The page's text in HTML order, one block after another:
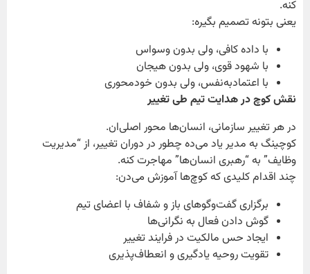
کنه.
یعنی بتونه تصمیم بگیره:
با داده کافی، ولی بدون وسواس
با شهود قوی، ولی بدون هیجان
با اعتمادبه‌نفس، ولی بدون خودمحوری
نقش کوچ در هدایت تیم طی تغییر
در هر تغییر سازمانی، انسان‌ها محور اصلی‌ان.
کوچینگ به مدیر یاد می‌ده چطور در دوران تغییر، از “مدیریت
وظایف” به “رهبری انسان‌ها” مهاجرت کنه.
چند اقدام کلیدی که کوچ‌ها آموزش می‌دن:
برگزاری گفت‌وگوهای باز و شفاف با اعضای تیم
گوش دادن فعال به نگرانی‌ها
ایجاد حس مالکیت در فرایند تغییر
تقویت روحیه یادگیری و انعطاف‌پذیری